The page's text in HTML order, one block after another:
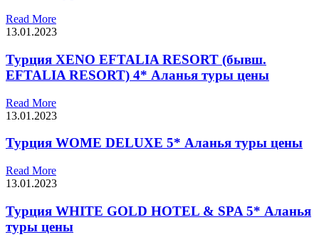
Read More
13.01.2023
Турция XENO EFTALIA RESORT (бывш.
EFTALIA RESORT) 4* Аланья туры цены
Read More
13.01.2023
Турция WOME DELUXE 5* Аланья туры цены
Read More
13.01.2023
Турция WHITE GOLD HOTEL & SPA 5* Аланья
туры цены